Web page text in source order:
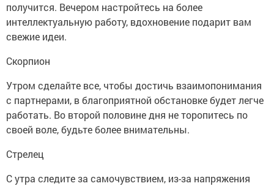
получится. Вечером настройтесь на более
интеллектуальную работу, вдохновение подарит вам
свежие идеи.
Скорпион
Утром сделайте все, чтобы достичь взаимопонимания
с партнерами, в благоприятной обстановке будет легче
работать. Во второй половине дня не торопитесь по
своей воле, будьте более внимательны.
Стрелец
С утра следите за самочувствием, из-за напряжения